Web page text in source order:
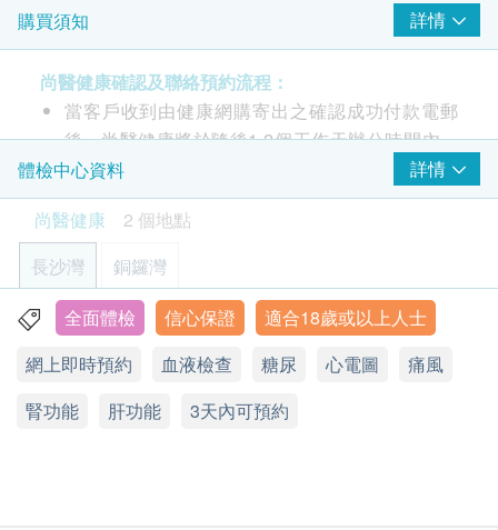
糖尿 重點項目
空腹血糖
2 基本項目
基本健康評估
血壓
體質指標
身高
脈搏率
體重
骨質密度超聲波
HK$432.0 HK$480
甲狀腺超聲波
常見的非侵入性檢查甲狀腺有否異常
26% off
HK$1,000.0 HK$1,350
肝、腎功能檢查組合
10% off
HK$675.0 HK$750
卵泡刺激素FSH
購買須知 詳情
尚醫健康確認及聯絡預約流程：
當客戶收到由健康網購寄出之確認成功付款電郵
後，尚醫健康將於隨後1-2個工作天辦公時間內，
致電客戶預約身體檢查的時間及地點。
客戶亦可致電尚醫健康電話: 2158 2198 / 9601
9138 , 查詢或訂單確認後致電/Whatsapp預約。
體檢項目有效期：
身體檢查計劃有效期為一年，客戶由確認付款日期
起計一年內需接受有關檢查服務。建議客戶須提前
一個月預約相關檢查。
使用長者醫療券
體檢中心資料
詳情
尚醫健康
2 個地點
長沙灣
銅鑼灣
香港九龍長沙灣道910號安泰大廈12樓全層
顯示地圖
星期一至五︰9:00a.m. – 6:00p.m.
全面體檢 信心保證
適合18歲或以上人士
網上即時預約
血液檢查 糖尿 心電圖
痛風
腎功能
肝功能 3天內可預約